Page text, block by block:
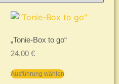
„Tonie-Box to go“
24,00 €
Ausführung wählen